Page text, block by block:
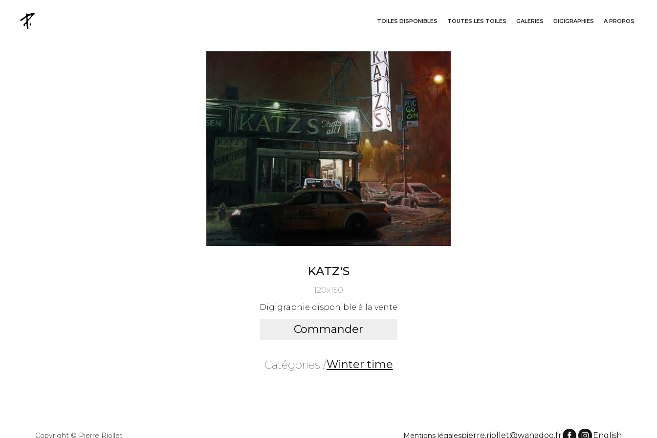
TOILES DISPONIBLES TOUTES LES TOILES GALERIES DIGIGRAPHIES A PROPOS
KATZ'S
120x150
Digigraphie disponible à la vente
Commander
Catégories /Winter time
Copyright © Pierre Riollet Mentions légalespierre.riollet@wanadoo.fr English